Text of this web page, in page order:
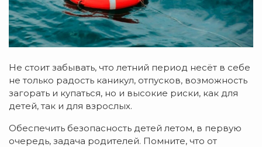
Не стоит забывать, что летний период несёт в себе
не только радость каникул, отпусков, возможность
загорать и купаться, но и высокие риски, как для
детей, так и для взрослых.
Обеспечить безопасность детей летом, в первую
очередь, задача родителей. Помните, что от